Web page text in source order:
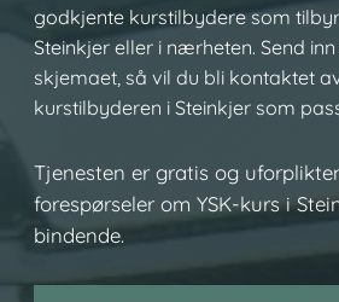
godkjente kurstilbydere som
Steinkjer eller i nærheten. Send
skjemaet, så vil du bli kontaktet
kurstilbyderen i Steinkjer som
Tjenesten er gratis og
forespørseler om YSK-kurs i
bindende.